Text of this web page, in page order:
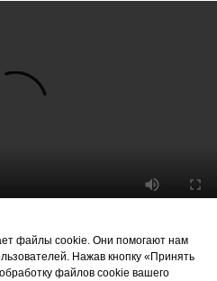
файлы cookie. Они помогают нам
Нажав кнопку «Принять
файлов cookie вашего